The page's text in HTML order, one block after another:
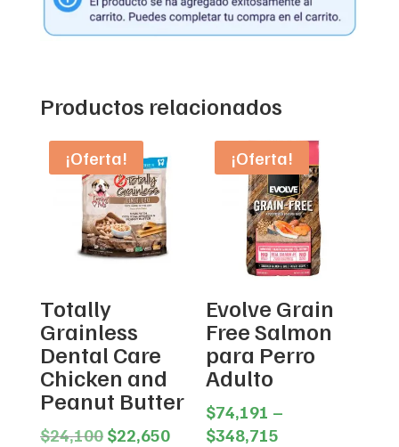
Productos relacionados
¡Oferta!
Totally
Grainless
Dental Care
Chicken and
Peanut Butter
$24,100 Original
$22,650Current
¡Oferta!
Evolve Grain
Free Salmon
para Perro
Adulto
$74,191 –
$348,715